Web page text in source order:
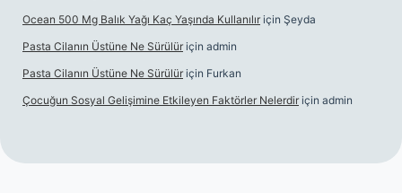
Ocean 500 Mg Balık Yağı Kaç Yaşında Kullanılır için Şeyda
Pasta Cilanın Üstüne Ne Sürülür için admin
Pasta Cilanın Üstüne Ne Sürülür için Furkan
Çocuğun Sosyal Gelişimine Etkileyen Faktörler Nelerdir için admin